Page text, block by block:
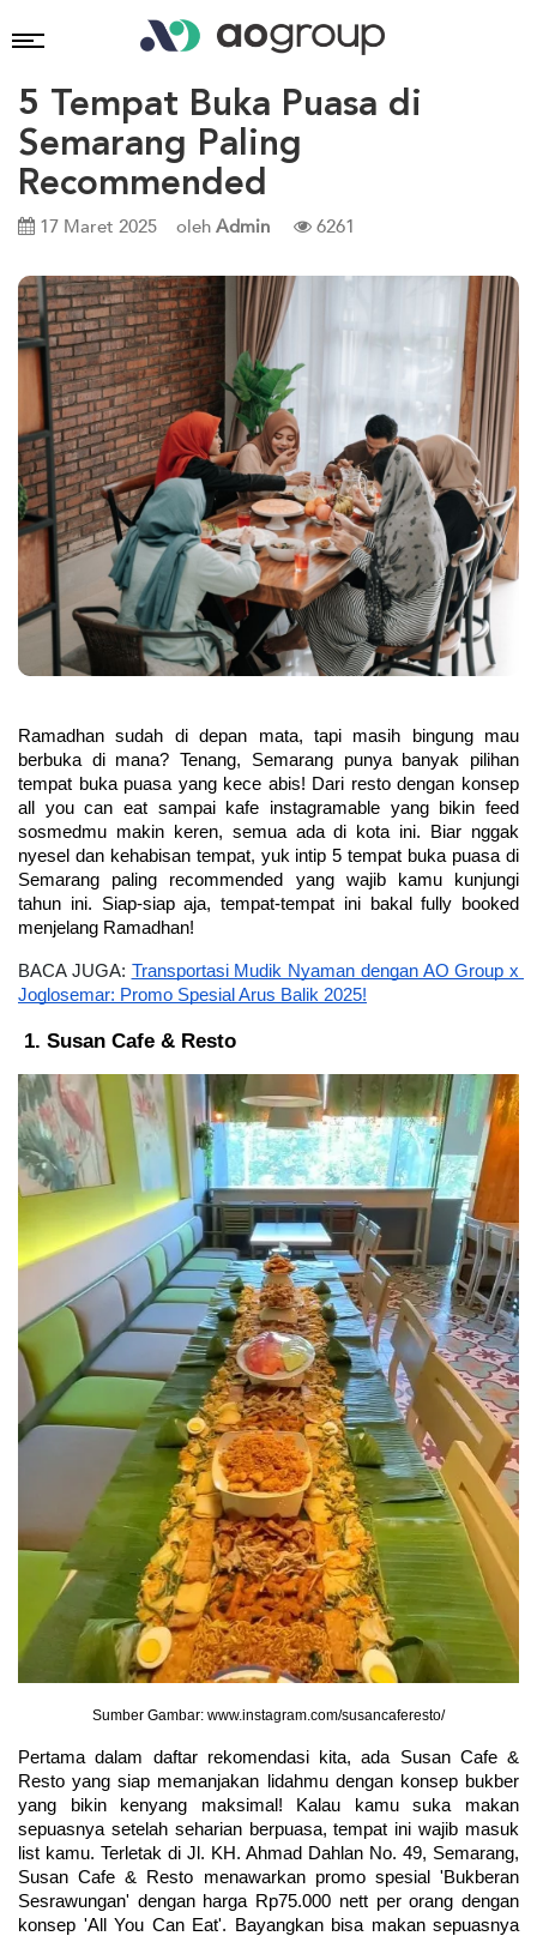
5 Tempat Buka Puasa di
Semarang Paling
Recommended
17 Maret 2025 oleh Admin 6261
Ramadhan sudah di depan mata, tapi masih bingung mau
berbuka di mana? Tenang, Semarang punya banyak pilihan
tempat buka puasa yang kece abis! Dari resto dengan konsep
all you can eat sampai kafe instagramable yang bikin feed
sosmedmu makin keren, semua ada di kota ini. Biar nggak
nyesel dan kehabisan tempat, yuk intip 5 tempat buka puasa di
Semarang paling recommended yang wajib kamu kunjungi
tahun ini. Siap-siap aja, tempat-tempat ini bakal fully booked
menjelang Ramadhan!
BACA JUGA: Transportasi Mudik Nyaman dengan AO Group x
Joglosemar: Promo Spesial Arus Balik 2025!
Susan Cafe & Resto
Sumber Gambar: www.instagram.com/susancaferesto/
Pertama dalam daftar rekomendasi kita, ada Susan Cafe &
Resto yang siap memanjakan lidahmu dengan konsep bukber
yang bikin kenyang maksimal! Kalau kamu suka makan
sepuasnya setelah seharian berpuasa, tempat ini wajib masuk
list kamu. Terletak di Jl. KH. Ahmad Dahlan No. 49, Semarang,
Susan Cafe & Resto menawarkan promo spesial 'Bukberan
Sesrawungan' dengan harga Rp75.000 nett per orang dengan
konsep 'All You Can Eat'. Bayangkan bisa makan sepuasnya